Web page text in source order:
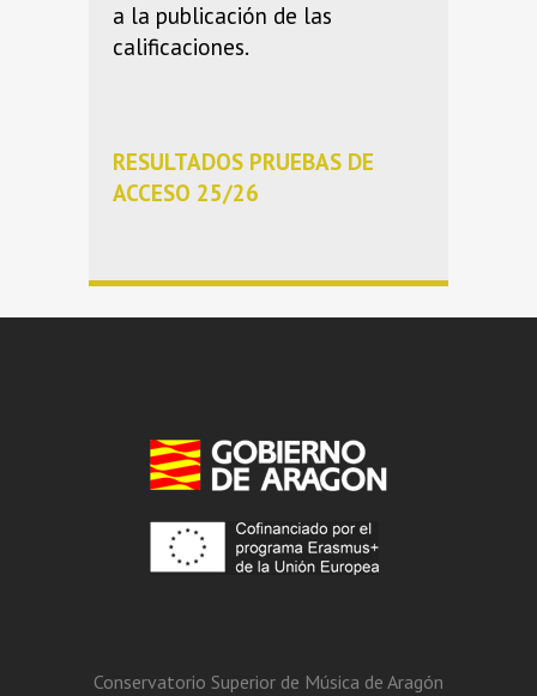
a la publicación de las
calificaciones.
RESULTADOS PRUEBAS DE
ACCESO 25/26
Conservatorio Superior de Música de Aragón